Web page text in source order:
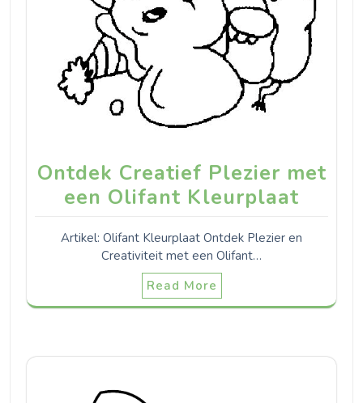
Ontdek Creatief Plezier met
een Olifant Kleurplaat
Artikel: Olifant Kleurplaat Ontdek Plezier en
Creativiteit met een Olifant…
Read More